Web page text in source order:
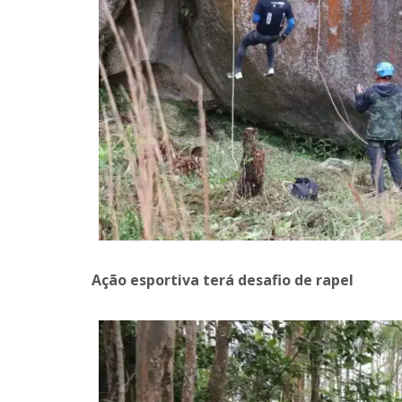
Ação esportiva terá desafio de rapel